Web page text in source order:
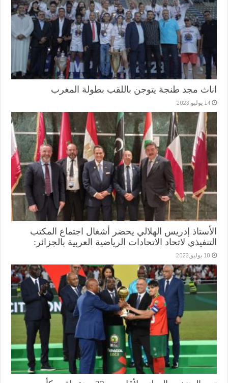
اناث مجد طنجة يتوجن باللقب بطولة المغرب
14 يوليو,2023
الأستاذ إدريس الهلالي يحضر أشغال اجتماع المكتب
التنفيذي لاتحاد الاتحادات الرياضية العربية بالجزائر:
10 يوليو,2023